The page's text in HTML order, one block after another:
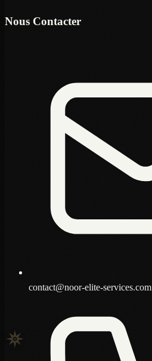
Nous Contacter
contact@noor-elite-services.com